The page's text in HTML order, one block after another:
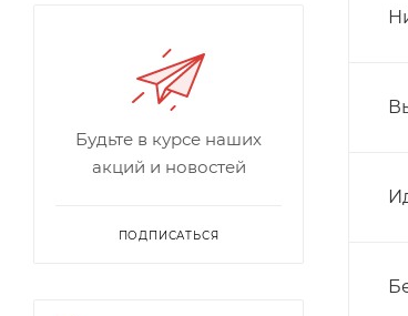
Будьте в курсе наших
акций и новостей
ПОДПИСАТЬСЯ